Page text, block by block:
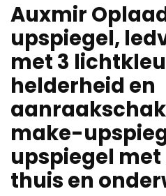
Auxmir
upspiegel,
met 3
helderheid en
make-
upspiegel
thuis en